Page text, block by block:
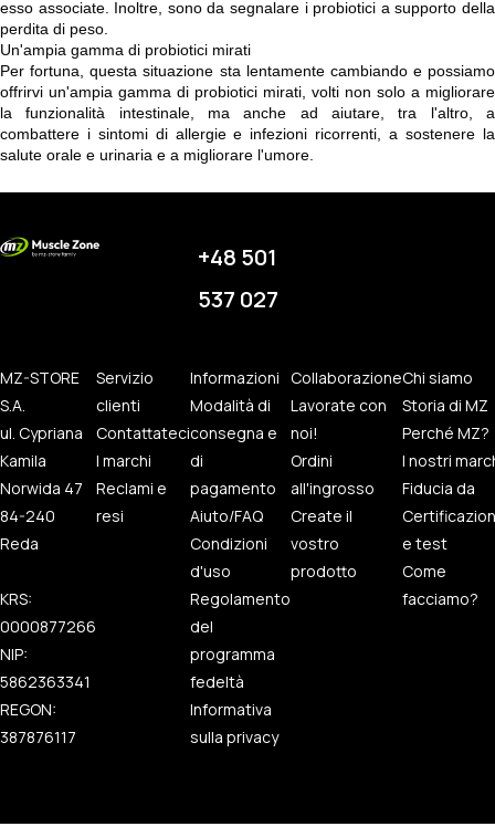
esso associate. Inoltre, sono da segnalare i probiotici a supporto della
perdita di peso.
Un'ampia gamma di probiotici mirati
Per fortuna, questa situazione sta lentamente cambiando e possiamo
offrirvi un'ampia gamma di probiotici mirati, volti non solo a migliorare
la funzionalità intestinale, ma anche ad aiutare, tra l'altro, a
combattere i sintomi di allergie e infezioni ricorrenti, a sostenere la
salute orale e urinaria e a migliorare l'umore.
+48 501
537 027
MZ-STORE
S.A.
ul. Cypriana
Kamila
Norwida 47
84-240
Reda
KRS:
0000877266
NIP:
5862363341
REGON:
387876117
Servizio
clienti
Contattateci
I marchi
Reclami e
resi
Informazioni
Modalità di
consegna e
di
pagamento
Aiuto/FAQ
Condizioni
d'uso
Regolamento
del
programma
fedeltà
Informativa
sulla privacy
Collaborazione
Lavorate con
noi!
Ordini
all'ingrosso
Create il
vostro
prodotto
Chi siamo
Storia di MZ
Perché MZ?
I nostri
Fiducia da
e test
Come
facciamo?